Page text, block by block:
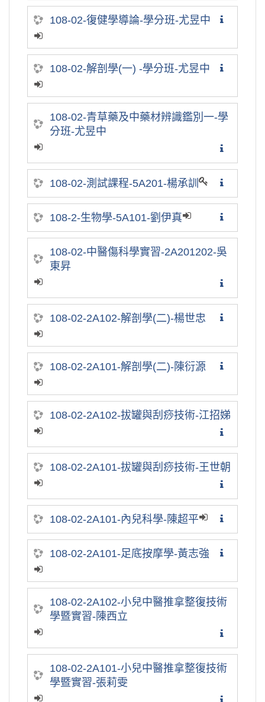
108-02-復健學導論-學分班-尤昱中
108-02-解剖學(一) -學分班-尤昱中
108-02-青草藥及中藥材辨識鑑別一-學
分班-尤昱中
108-02-測試課程-5A201-楊承訓
108-2-生物學-5A101-劉伊真
108-02-中醫傷科學實習-2A201202-吳
東昇
108-02-2A102-解剖學(二)-楊世忠
108-02-2A101-解剖學(二)-陳衍源
108-02-2A102-拔罐與刮痧技術-江招娣
108-02-2A101-拔罐與刮痧技術-王世朝
108-02-2A101-內兒科學-陳超平
108-02-2A101-足底按摩學-黃志強
108-02-2A102-小兒中醫推拿整復技術
學暨實習-陳西立
108-02-2A101-小兒中醫推拿整復技術
學暨實習-張莉雯